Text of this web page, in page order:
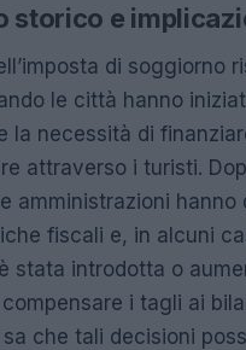
storico e
di soggiorno
le città hanno
la necessità di
attraverso i turisti.
amministrazioni hanno
fiscali e, in alcuni
stata introdotta o
i tagli ai
che tali decisioni